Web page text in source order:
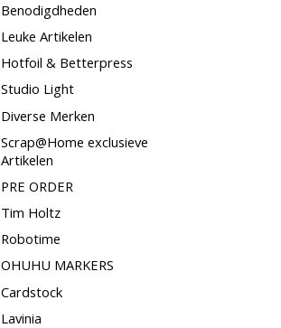
Benodigdheden
Leuke Artikelen
Hotfoil & Betterpress
Studio Light
Diverse Merken
Scrap@Home exclusieve
Artikelen
PRE ORDER
Tim Holtz
Robotime
OHUHU MARKERS
Cardstock
Lavinia